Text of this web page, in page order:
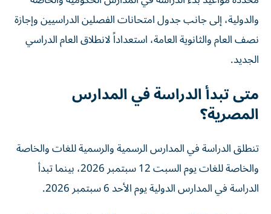
والدولية، إلى جانب جدول امتحانات الفصلين الدراسيين وإجازة
نصف العام والثانوية العامة، استعداداً لانطلاق العام الدراسي
الجديد.
متى تبدأ الدراسة في المدارس
المصرية؟
والخاصة للغات يوم السبت 12 سبتمبر 2026، بينما تبدأ
الدراسة في المدارس الدولية يوم الأحد 6 سبتمبر 2026.